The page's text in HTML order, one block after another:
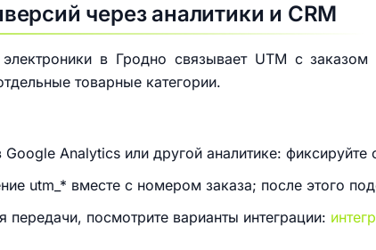
через аналитики и CRM
электроники в Гродно связывает UTM с
товарные категории.
Analytics или другой аналитике:
utm_* вместе с номером заказа; после этого
передачи, посмотрите варианты интеграции: